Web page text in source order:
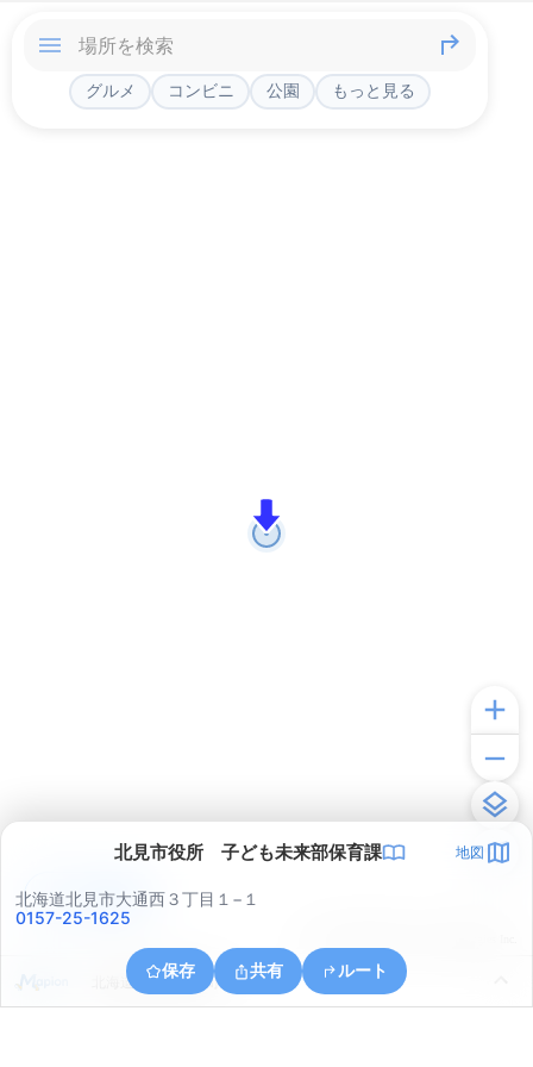
グルメ コンビニ 公園 もっと見る
北見市役所 子ども未来部保育課 地図
北海道北見市大通西３丁目１−１
0157-25-1625
保存 共有 ルート
北海道北見市清見町
アプリで見る